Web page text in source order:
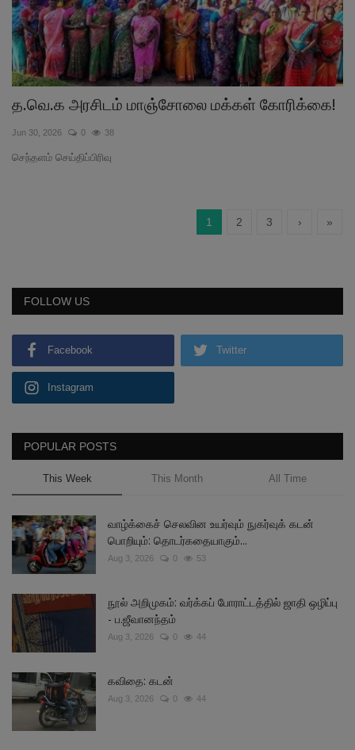
த.வெ.க அரசிடம் மாஞ்சோலை மக்கள் கோரிக்கை!
Jun 30, 2026 0 38
செந்தளம் செய்திப்பிரிவு
1 2 3 › »
FOLLOW US
Facebook Twitter
Instagram
POPULAR POSTS
This Week This Month All Time
வாழ்க்கைச் செலவின உயர்வும் நுகர்வுக் கடன்
பொறியும்: தொடர்கதையாகும்...
Aug 3, 2026 0 53
நூல் அறிமுகம்: வர்க்கப் போராட்டத்தில் ஜாதி ஒழிப்பு
- ப.ஜீவானந்தம்
Aug 3, 2026 0 44
கவிதை: கடன்
Aug 3, 2026 0 44